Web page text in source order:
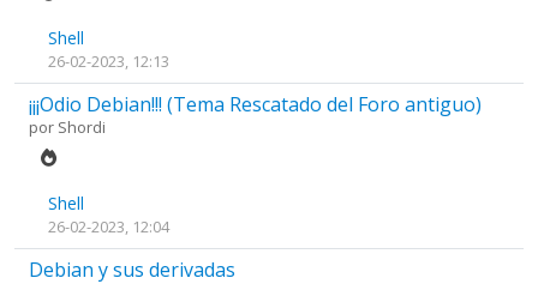
Shell
26-02-2023, 12:13
¡¡¡Odio Debian!!! (Tema Rescatado del Foro antiguo)
por Shordi
Shell
26-02-2023, 12:04
Debian y sus derivadas